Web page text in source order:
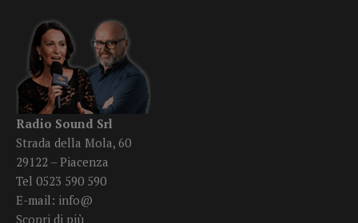
Radio Sound Srl
Strada della Mola, 60
29122 – Piacenza
Tel 0523 590 590
E-mail: info@
Scopri di più